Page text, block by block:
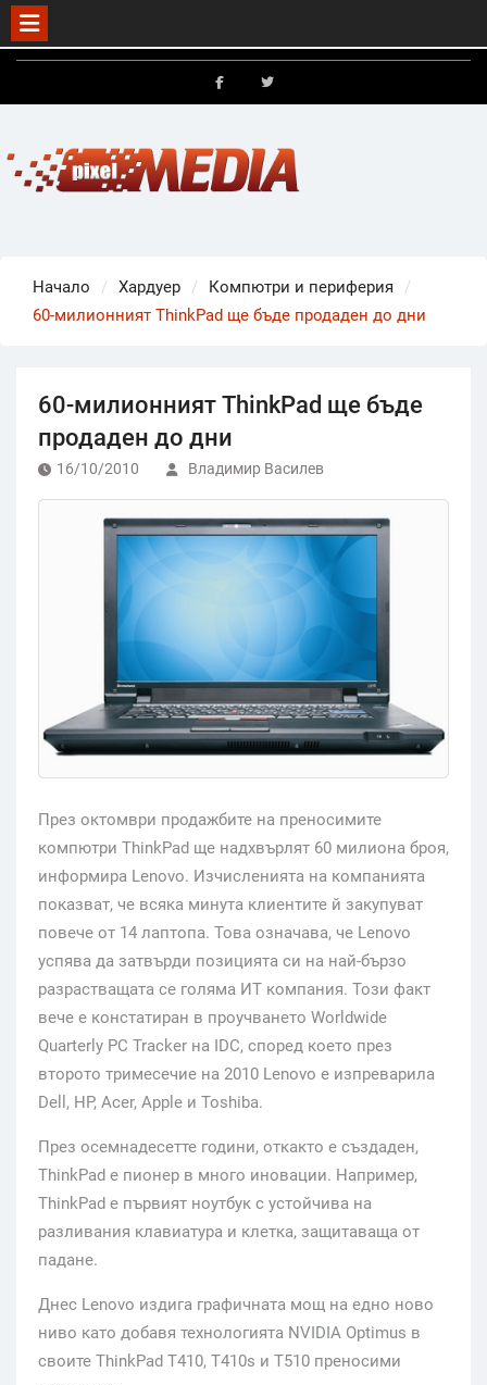
Skip
Начало Хардуер
Компютри и периферия
60-милионният ThinkPad ще бъде продаден до дни
60-милионният ThinkPad ще бъде
продаден до дни
16/10/2010 Владимир Василев
През октомври продажбите на преносимите
компютри ThinkPad ще надхвърлят 60 милиона броя,
информира Lenovo. Изчисленията на компанията
показват, че всяка минута клиентите й закупуват
повече от 14 лаптопа. Това означава, че Lenovo
успява да затвърди позицията си на най-бързо
разрастващата се голяма ИТ компания. Този факт
вече е констатиран в проучването Worldwide
Quarterly PC Tracker на IDC, според което през
второто тримесечие на 2010 Lenovo е изпреварила
Dell, HP, Acer, Apple и Toshiba.
През осемнадесетте години, откакто е създаден,
ThinkPad е пионер в много иновации. Например,
ThinkPad е първият ноутбук с устойчива на
разливания клавиатура и клетка, защитаваща от
падане.
Днес Lenovo издига графичната мощ на едно ново
ниво като добавя технологията NVIDIA Optimus в
своите ThinkPad T410, T410s и T510 преносими